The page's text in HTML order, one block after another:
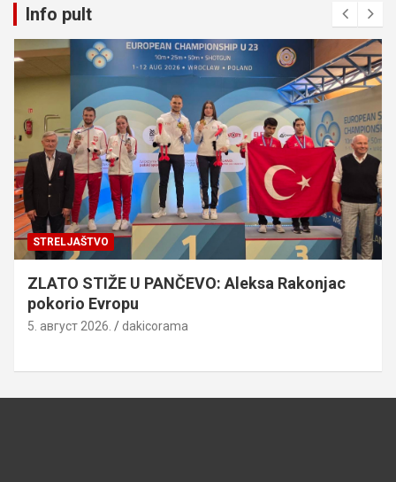
Info pult
STRELJAŠTVO
ZLATO STIŽE U PANČEVO: Aleksa Rakonjac
pokorio Evropu
5. август 2026. dakicorama